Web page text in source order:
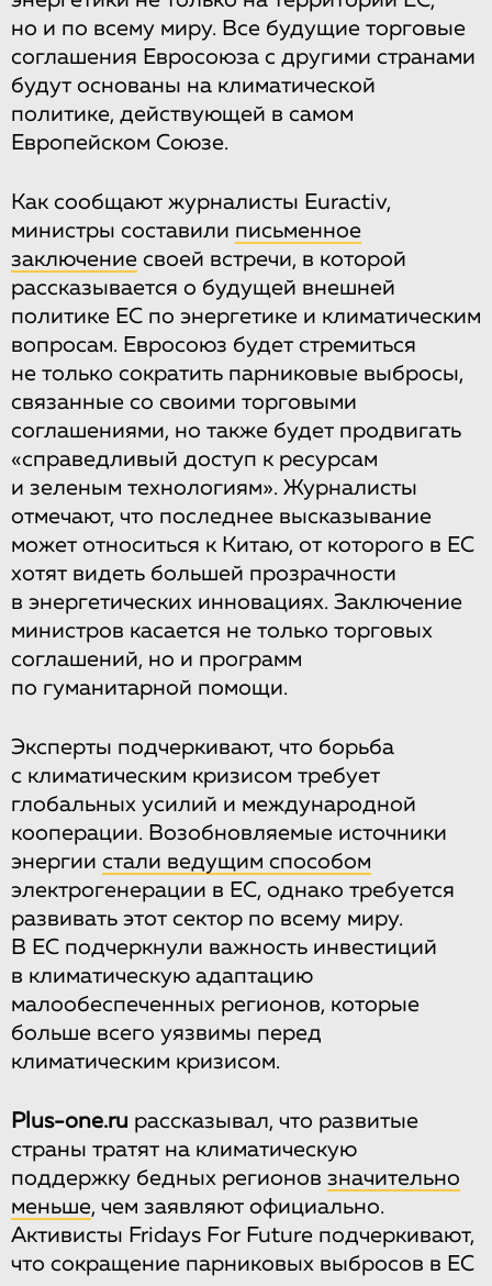
но и по всему миру. Все будущие торговые
соглашения Евросоюза с другими странами
будут основаны на климатической
политике, действующей в самом
Европейском Союзе.
Как сообщают журналисты Euractiv,
министры составили письменное
заключение своей встречи, в которой
рассказывается о будущей внешней
политике ЕС по энергетике и климатическим
вопросам. Евросоюз будет стремиться
не только сократить парниковые выбросы,
связанные со своими торговыми
соглашениями, но также будет продвигать
«справедливый доступ к ресурсам
и зеленым технологиям». Журналисты
отмечают, что последнее высказывание
может относиться к Китаю, от которого в ЕС
хотят видеть большей прозрачности
в энергетических инновациях. Заключение
министров касается не только торговых
соглашений, но и программ
по гуманитарной помощи.
Эксперты подчеркивают, что борьба
с климатическим кризисом требует
глобальных усилий и международной
кооперации. Возобновляемые источники
энергии стали ведущим способом
электрогенерации в ЕС, однако требуется
развивать этот сектор по всему миру.
В ЕС подчеркнули важность инвестиций
в климатическую адаптацию
малообеспеченных регионов, которые
больше всего уязвимы перед
климатическим кризисом.
Plus-one.ru рассказывал, что развитые
страны тратят на климатическую
поддержку бедных регионов значительно
меньше, чем заявляют официально.
Активисты Fridays For Future подчеркивают,
что сокращение парниковых выбросов в ЕС